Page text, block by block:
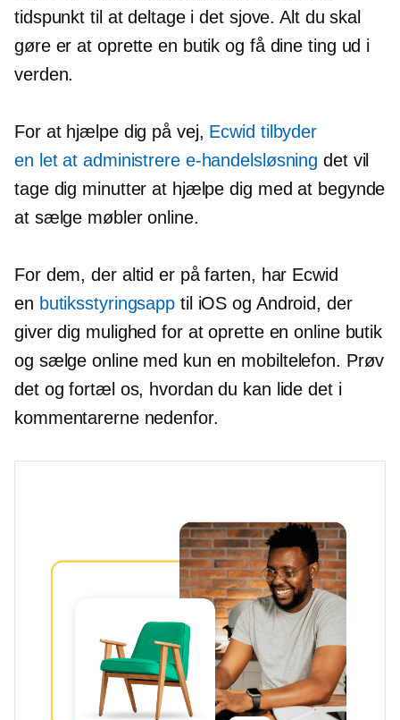
tidspunkt til at deltage i det sjove. Alt du skal
gøre er at oprette en butik og få dine ting ud i
verden.
For at hjælpe dig på vej, Ecwid tilbyder
en let at administreree-handelsløsning det vil
tage dig minutter at hjælpe dig med at begynde
at sælge møbler online.
For dem, der altid er på farten, har Ecwid
en butiksstyringsapp til iOS og Android, der
giver dig mulighed for at oprette en online butik
og sælge online med kun en mobiltelefon. Prøv
det og fortæl os, hvordan du kan lide det i
kommentarerne nedenfor.